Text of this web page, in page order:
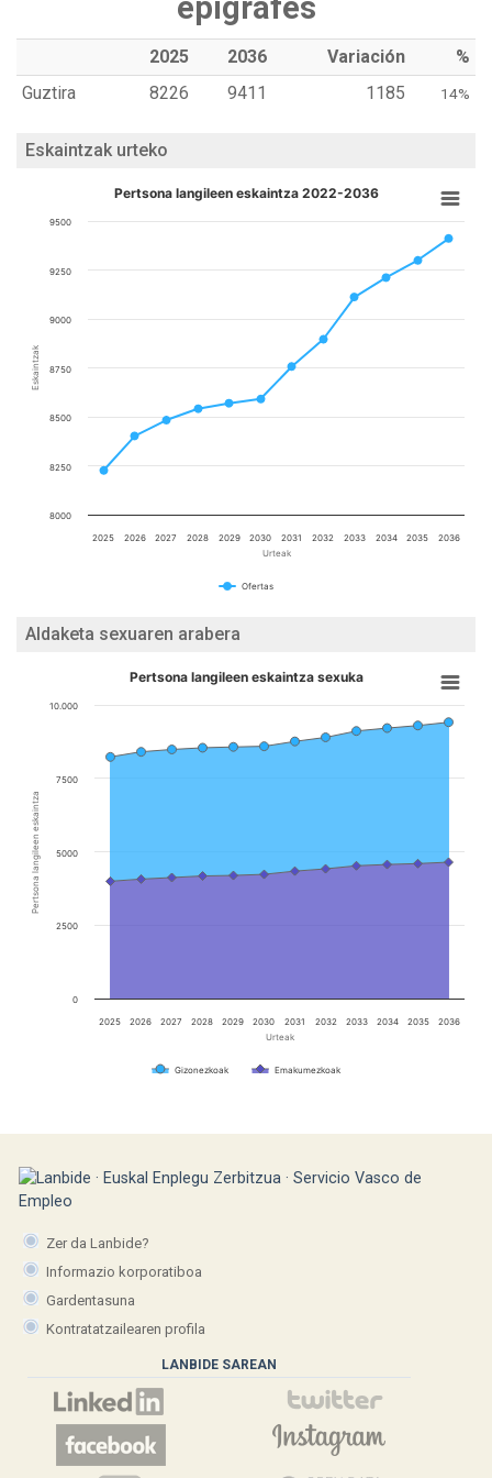
epígrafes
2025 2036 Variación
%
Guztira
8226 9411 1185 14%
Eskaintzak urteko
Urteak
Eskaintzak
Pertsona langileen eskaintza 2022-2036
Ofertas
2025 2026 2027 2028 2029 2030 2031 2032 2033 2034 2035 2036
8000
8250
8500
8750
9000
9250
9500
Aldaketa sexuaren arabera
Urteak
Pertsona langileen eskaintza
Pertsona langileen eskaintza sexuka
Gizonezkoak Emakumezkoak
2025 2026 2027 2028 2029 2030 2031 2032 2033 2034 2035 2036
0
2500
5000
7500
10.000
Zer da Lanbide?
Informazio korporatiboa
Gardentasuna
Kontratatzailearen profila
LANBIDE SAREAN